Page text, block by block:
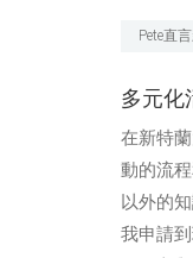
Pete直
多元化
在新特
動的流
以外的
我申請